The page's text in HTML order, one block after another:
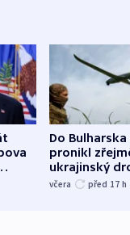
Do Bulharska
pronikl
ukrajinský
explodoval
včera před 17 h